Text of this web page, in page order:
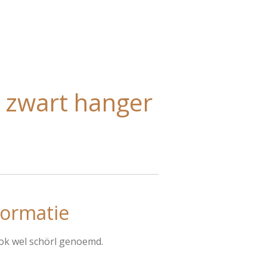
hanger
wel schörl genoemd.